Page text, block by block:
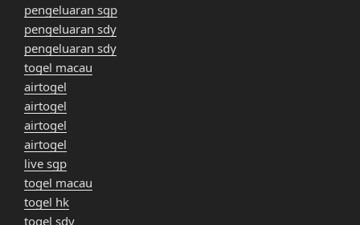
pengeluaran sgp
pengeluaran sdy
pengeluaran sdy
togel macau
airtogel
airtogel
airtogel
airtogel
live sgp
togel macau
togel hk
togel sdy